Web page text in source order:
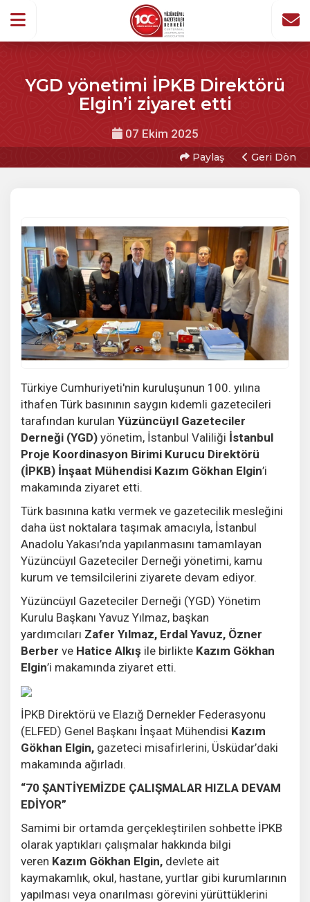
YGD yönetimi İPKB Direktörü
Elgin’i ziyaret etti
07 Ekim 2025
Paylaş Geri Dön
Türkiye Cumhuriyeti'nin kuruluşunun 100. yılına
ithafen Türk basınının saygın kıdemli gazetecileri
tarafından kurulan Yüzüncüyıl Gazeteciler
Derneği (YGD) yönetim, İstanbul Valiliği İstanbul
Proje Koordinasyon Birimi Kurucu Direktörü
(İPKB) İnşaat Mühendisi Kazım Gökhan Elgin’i
makamında ziyaret etti.
Türk basınına katkı vermek ve gazetecilik mesleğini
daha üst noktalara taşımak amacıyla, İstanbul
Anadolu Yakası’nda yapılanmasını tamamlayan
Yüzüncüyıl Gazeteciler Derneği yönetimi, kamu
kurum ve temsilcilerini ziyarete devam ediyor.
Yüzüncüyıl Gazeteciler Derneği (YGD) Yönetim
Kurulu Başkanı Yavuz Yılmaz, başkan
yardımcıları Zafer Yılmaz, Erdal Yavuz, Özner
Berber ve Hatice Alkış ile birlikte Kazım Gökhan
Elgin’i makamında ziyaret etti.
İPKB Direktörü ve Elazığ Dernekler Federasyonu
(ELFED) Genel Başkanı İnşaat Mühendisi Kazım
Gökhan Elgin, gazeteci misafirlerini, Üsküdar’daki
makamında ağırladı.
“70 ŞANTİYEMİZDE ÇALIŞMALAR HIZLA DEVAM
EDİYOR”
Samimi bir ortamda gerçekleştirilen sohbette İPKB
olarak yaptıkları çalışmalar hakkında bilgi
veren Kazım Gökhan Elgin, devlete ait
kaymakamlık, okul, hastane, yurtlar gibi kurumlarının
yapılması veya onarılması görevini yürüttüklerini